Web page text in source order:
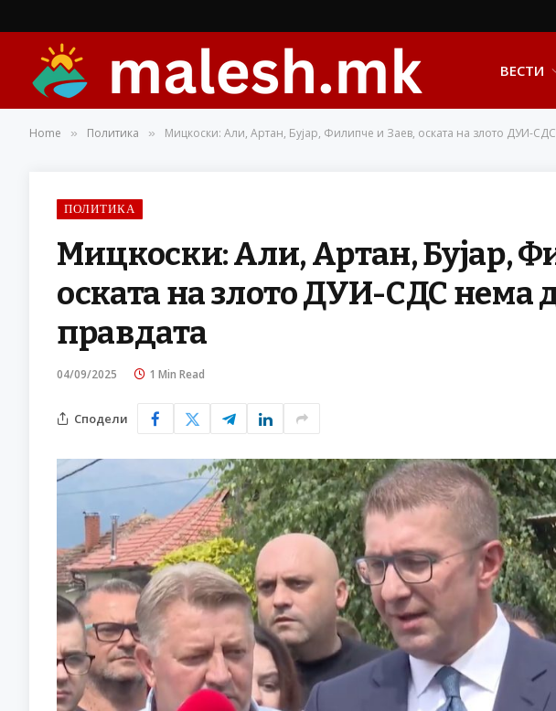
ВЕСТИ
Home » Политика » Mицкоски: Али, Артан, Бујар, Филипче и Заев, оската на злото ДУИ-
ПОЛИТИКА
Mицкоски: Али, Артан, Бујар,
оската на злото ДУИ-СДС нема
правдата
04/09/2025 1 Min Read
Сподели